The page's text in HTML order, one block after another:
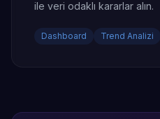
ile veri odaklı kararlar alın.
Dashboard Trend Analizi